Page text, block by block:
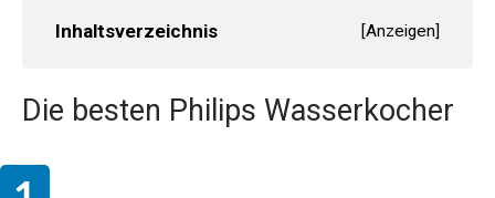
Inhaltsverzeichnis [Anzeigen]
Die besten Philips Wasserkocher